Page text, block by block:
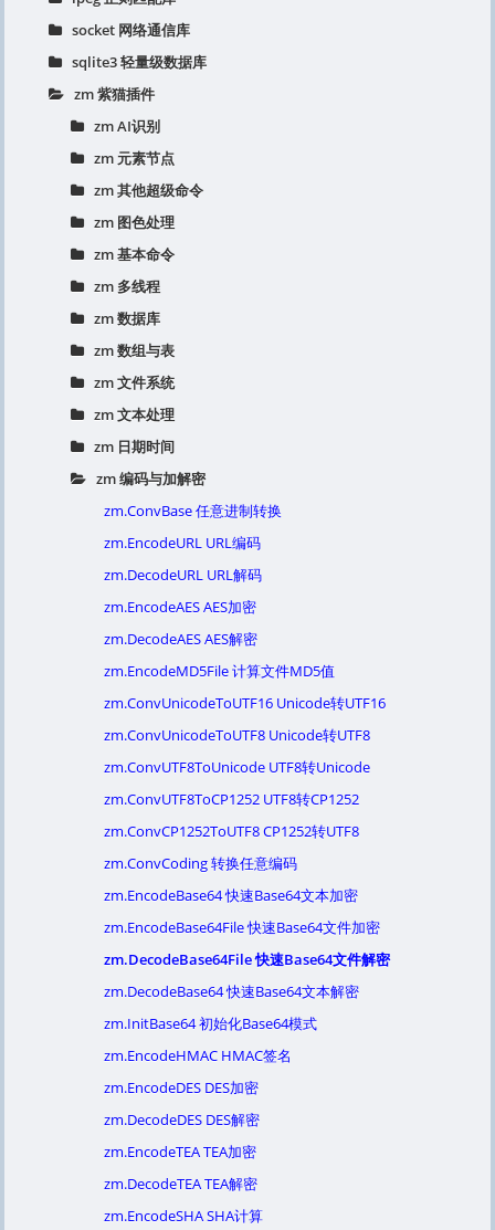
socket 网络通信库
sqlite3 轻量级数据库
zm 紫猫插件
zm AI识别
zm 元素节点
zm 其他超级命令
zm 图色处理
zm 基本命令
zm 多线程
zm 数据库
zm 数组与表
zm 文件系统
zm 文本处理
zm 日期时间
zm 编码与加解密
zm.ConvBase 任意进制转换
zm.EncodeURL URL编码
zm.DecodeURL URL解码
zm.EncodeAES AES加密
zm.DecodeAES AES解密
zm.EncodeMD5File 计算文件MD5值
zm.ConvUnicodeToUTF16 Unicode转UTF16
zm.ConvUnicodeToUTF8 Unicode转UTF8
zm.ConvUTF8ToUnicode UTF8转Unicode
zm.ConvUTF8ToCP1252 UTF8转CP1252
zm.ConvCP1252ToUTF8 CP1252转UTF8
zm.ConvCoding 转换任意编码
zm.EncodeBase64 快速Base64文本加密
zm.EncodeBase64File 快速Base64文件加密
zm.DecodeBase64File 快速Base64文件解密
zm.DecodeBase64 快速Base64文本解密
zm.InitBase64 初始化Base64模式
zm.EncodeHMAC HMAC签名
zm.EncodeDES DES加密
zm.DecodeDES DES解密
zm.EncodeTEA TEA加密
zm.DecodeTEA TEA解密
zm.EncodeSHA SHA计算